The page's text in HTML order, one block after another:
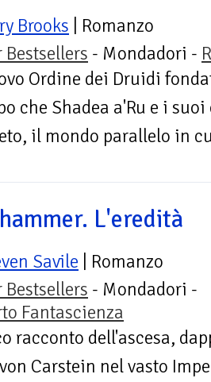
Brooks | Romanzo
Bestsellers - Mondadori -
Ordine dei Druidi
che Shadea a'Ru e i
il mondo parallelo in
L'eredità
Savile | Romanzo
Bestsellers - Mondadori -
Fantascienza
racconto dell'ascesa,
Carstein nel vasto